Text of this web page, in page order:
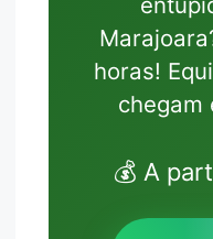
horas!
chegam
💰 A